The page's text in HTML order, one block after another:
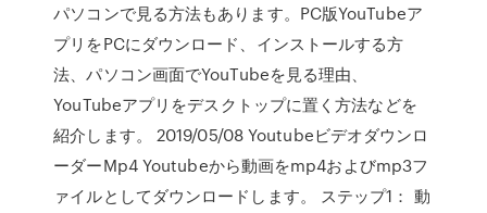
パソコンで見る方法もあります。PC版YouTubeア
プリをPCにダウンロード、インストールする方
法、パソコン画面でYouTubeを見る理由、
YouTubeアプリをデスクトップに置く方法などを
紹介します。 2019/05/08 Youtubeビデオダウンロ
ーダーMp4 Youtubeから動画をmp4およびmp3フ
ァイルとしてダウンロードします。 ステップ1： 動